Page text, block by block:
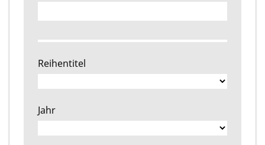
Reihentitel
Jahr